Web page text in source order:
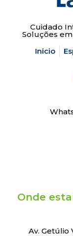
Cuidado
Soluções
Inicio
Onde
Av. Getúlio